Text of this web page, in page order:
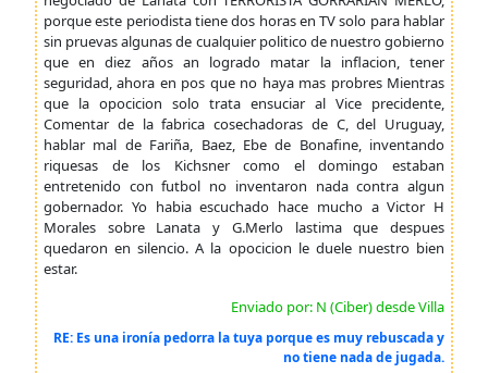
porque este periodista tiene dos horas en TV solo para hablar
sin pruevas algunas de cualquier politico de nuestro gobierno
que en diez años an logrado matar la inflacion, tener
seguridad, ahora en pos que no haya mas probres Mientras
que la opocicion solo trata ensuciar al Vice precidente,
Comentar de la fabrica cosechadoras de C, del Uruguay,
hablar mal de Fariña, Baez, Ebe de Bonafine, inventando
riquesas de los Kichsner como el domingo estaban
entretenido con futbol no inventaron nada contra algun
gobernador. Yo habia escuchado hace mucho a Victor H
Morales sobre Lanata y G.Merlo lastima que despues
quedaron en silencio. A la opocicion le duele nuestro bien
estar.
Enviado por: N (Ciber) desde Villa
RE: Es una ironía pedorra la tuya porque es muy rebuscada y
no tiene nada de jugada.